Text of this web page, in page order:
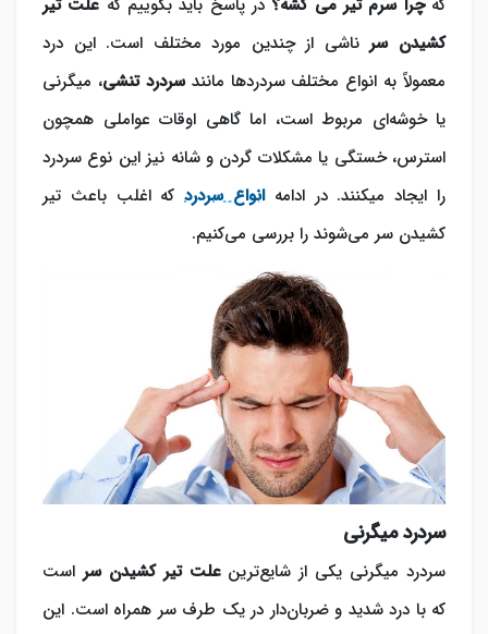
کهچرا سرم تیر می کشه؟ در پاسخ باید بگوییم که علت تیر
کشیدن سرناشی از چندین مورد مختلف است. این درد
معمولاً به انواع مختلف سردردها مانندسردرد تنشی، میگرنی
یا خوشه‌ای مربوط است، اما گاهی اوقات عواملی همچون
استرس، خستگی یا مشکلات گردن و شانه نیز این نوع سردرد
را ایجاد می‎کنند. در ادامه
انواع سردردکه اغلب باعث تیر
کشیدن سر می‌‎شوند را بررسی می‌کنیم.
سردرد میگرنی
سردرد میگرنی یکی از شایع‌ترینعلت تیر کشیدن سراست
که با درد شدید و ضربان‌دار در یک طرف سر همراه است. این